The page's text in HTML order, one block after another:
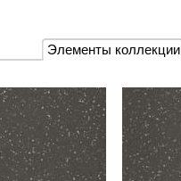
Элементы коллекции